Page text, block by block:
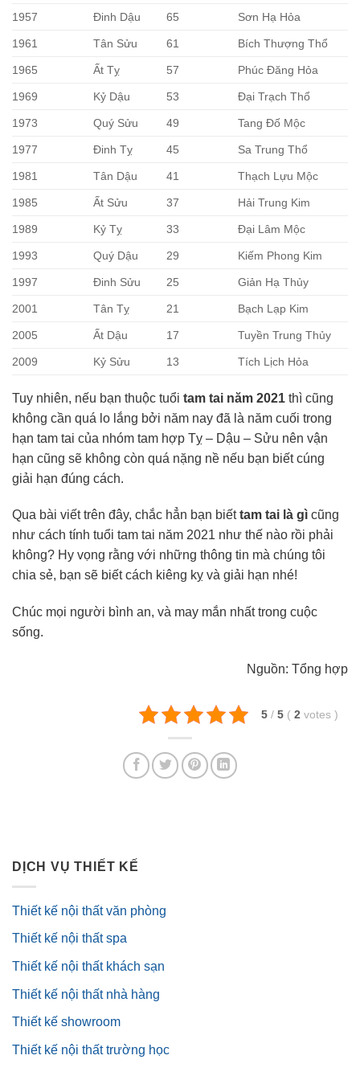
1957 Đinh Dậu 65 Sơn Hạ Hỏa
1961 Tân Sửu 61 Bích Thượng Thổ
1965 Ất Tỵ 57 Phúc Đăng Hỏa
1969 Kỷ Dậu 53 Đại Trạch Thổ
1973 Quý Sửu 49 Tang Đố Mộc
1977 Đinh Tỵ 45 Sa Trung Thổ
1981 Tân Dậu 41 Thạch Lựu Mộc
1985 Ất Sửu 37 Hải Trung Kim
1989 Kỷ Tỵ 33 Đại Lâm Mộc
1993 Quý Dậu 29 Kiếm Phong Kim
1997 Đinh Sửu 25 Giản Hạ Thủy
2001 Tân Tỵ 21 Bạch Lạp Kim
2005 Ất Dậu 17 Tuyền Trung Thủy
2009 Kỷ Sửu 13 Tích Lịch Hỏa
Tuy nhiên, nếu bạn thuộc tuổi tam tai năm 2021 thì cũng
không cần quá lo lắng bởi năm nay đã là năm cuối trong
hạn tam tai của nhóm tam hợp Tỵ – Dậu – Sửu nên vận
hạn cũng sẽ không còn quá nặng nề nếu bạn biết cúng
giải hạn đúng cách.
Qua bài viết trên đây, chắc hẳn bạn biếttam tai là gì cũng
như cách tính tuổi tam tai năm 2021 như thế nào rồi phải
không? Hy vọng rằng với những thông tin mà chúng tôi
chia sẻ, bạn sẽ biết cách kiêng kỵ và giải hạn nhé!
Chúc mọi người bình an, và may mắn nhất trong cuộc
sống.
Nguồn: Tổng hợp
5 / 5 ( 2 votes )
DỊCH VỤ THIẾT KẾ
Thiết kế nội thất văn phòng
Thiết kế nội thất spa
Thiết kế nội thất khách sạn
Thiết kế nội thất nhà hàng
Thiết kế showroom
Thiết kế nội thất trường học